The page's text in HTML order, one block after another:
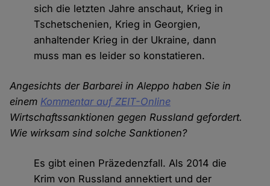
sich die letzten Jahre anschaut, Krieg in
Tschetschenien, Krieg in Georgien,
anhaltender Krieg in der Ukraine, dann
muss man es leider so konstatieren.
Angesichts der Barbarei in Aleppo haben Sie in
einem Kommentar auf ZEIT-Online
Wirtschaftssanktionen gegen Russland gefordert.
Wie wirksam sind solche Sanktionen?
Es gibt einen Präzedenzfall. Als 2014 die
Krim von Russland annektiert und der